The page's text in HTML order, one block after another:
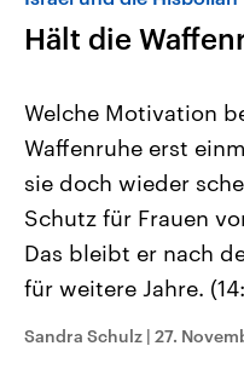
Landtagswahl Sachsen-
Alle Informationen
Sachsen-Anhalt wählt am 6.
September 2026 einen
Landtag. Seit 2021 wird
Hält die
Welche Motivation
Waffenruhe erst
sie doch wieder
Schutz für Frauen
Das bleibt er nach
für weitere Jahre.
Sandra Schulz | 27.